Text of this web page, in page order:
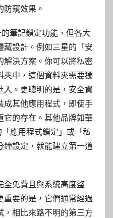
防窺效果。
筆記鎖定功能，但各大
藏設計。例如三星的「安
解決方案。你可以將私密
夾中，這個資料夾需要獨
入。更聰明的是，安全資
成其他應用程式，即使手
它的存在。其他品牌如華
應用程式鎖定」或「私
鐘設定，就能建立第一道
全免費且與系統高度整
重要的是，它們通常經過
，相比來路不明的第三方